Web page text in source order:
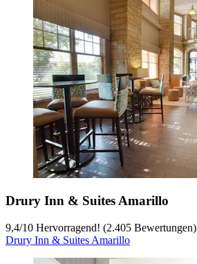
Drury Inn & Suites Amarillo
9,4/10 Hervorragend! (2.405 Bewertungen)
Drury Inn & Suites Amarillo